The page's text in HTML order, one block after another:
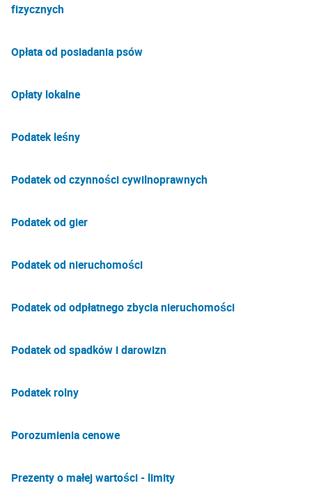
fizycznych
Opłata od posiadania psów
Opłaty lokalne
Podatek leśny
Podatek od czynności cywilnoprawnych
Podatek od gier
Podatek od nieruchomości
Podatek od odpłatnego zbycia nieruchomości
Podatek od spadków i darowizn
Podatek rolny
Porozumienia cenowe
Prezenty o małej wartości - limity